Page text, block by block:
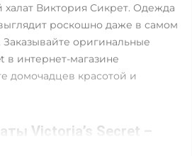
халат Виктория Сикрет. Одежда
роскошно даже в самом
оригинальные
в интернет-магазине
домочадцев красотой и
Victoria’s Secret –